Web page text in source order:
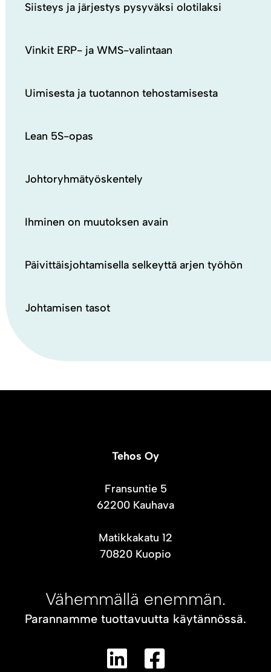
Siisteys ja järjestys pysyväksi olotilaksi
Vinkit ERP- ja WMS-valintaan
Uimisesta ja tuotannon tehostamisesta
Lean 5S-opas
Johtoryhmätyöskentely
Ihminen on muutoksen avain
Päivittäisjohtamisella selkeyttä arjen työhön
Johtamisen tasot
Tehos Oy
Fransuntie 5
62200 Kauhava
Matikkakatu 12
70820 Kuopio
Vähemmällä enemmän.
Parannamme tuottavuutta käytännössä.